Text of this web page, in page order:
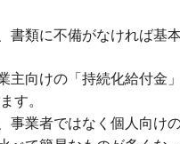
類に不備がなければ基
向けの「持続化給付金」
す。
業者ではなく個人向け